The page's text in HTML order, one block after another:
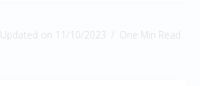
Updated on 11/10/2023
One Min Read